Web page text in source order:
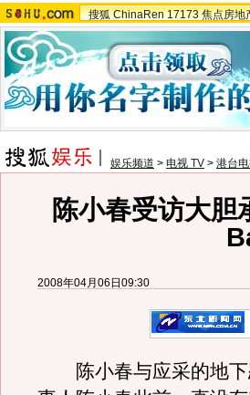
搜狐 ChinaRen 17173 焦点房地
娱乐频道 > 电视 TV > 港台
陈小春受访大胆
2008年04月06日09:30
陈小春与应采的地下